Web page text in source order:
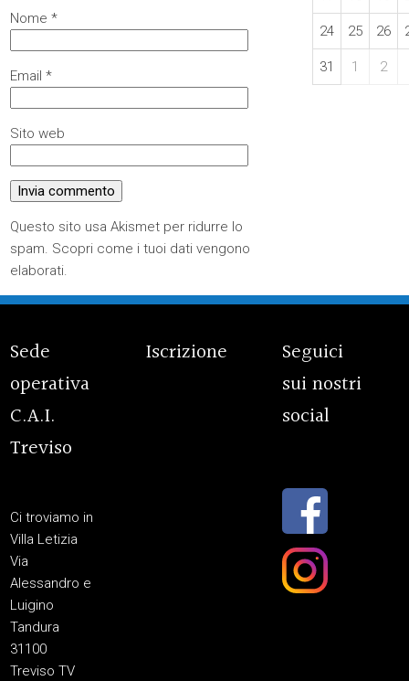
Nome*
Email*
Sito web
Questo sito usa Akismet per ridurre lo
spam. Scopri come i tuoi dati vengono
elaborati.
24 25 26
31 1 2
Sede
operativa
C.A.I.
Treviso
Ci troviamo in
Villa Letizia
Via
Alessandro e
Luigino
Tandura
31100
Treviso TV
Iscrizione
Seguici
sui nostri
social